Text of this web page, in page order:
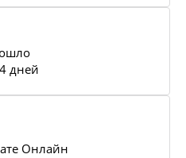
дней
Онлайн